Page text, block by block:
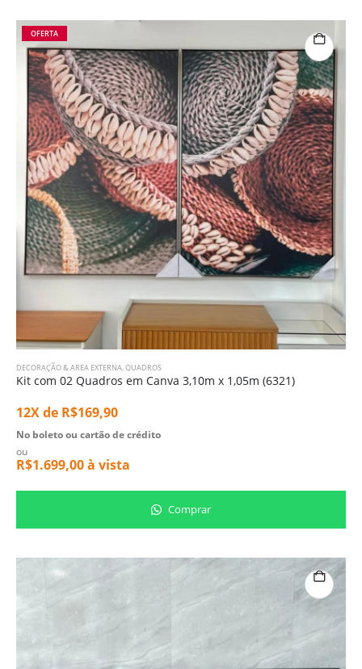
OFERTA
DECORAÇÃO & AREA EXTERNA,QUADROS
Kit com 02 Quadros em Canva 3,10m x 1,05m (6321)
12X de R$169,90
No boleto ou cartão de crédito
ou
R$1.699,00à vista
Comprar